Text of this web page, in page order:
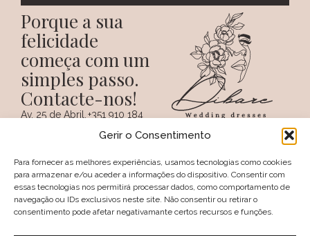
Gerir o Consentimento
Para fornecer as melhores experiências, usamos tecnologias como cookies
para armazenar e/ou aceder a informações do dispositivo. Consentir com
essas tecnologias nos permitirá processar dados, como comportamento de
navegação ou IDs exclusivos neste site. Não consentir ou retirar o
consentimento pode afetar negativamante certos recursos e funções.
Porque a sua
felicidade
começa com um
simples passo.
Contacte-nos!
Av. 25 de Abril,
PORTUGAL
+351 910 184
(Chamada para a
nacional)
+351 274 094
097
(Chamada para a
rede fixa nacional)
geral@dibare.com
SOCIAIS
Avisos legais Política de Privacidade